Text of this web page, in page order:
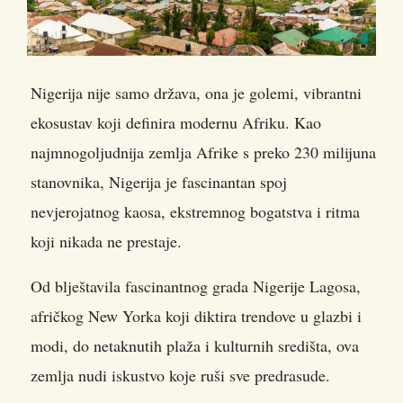
Nigerija nije samo država, ona je golemi, vibrantni
ekosustav koji definira modernu Afriku. Kao
najmnogoljudnija zemlja Afrike s preko 230 milijuna
stanovnika, Nigerija je fascinantan spoj
nevjerojatnog kaosa, ekstremnog bogatstva i ritma
koji nikada ne prestaje.
Od blještavila fascinantnog grada Nigerije Lagosa,
afričkog New Yorka koji diktira trendove u glazbi i
modi, do netaknutih plaža i kulturnih središta, ova
zemlja nudi iskustvo koje ruši sve predrasude.